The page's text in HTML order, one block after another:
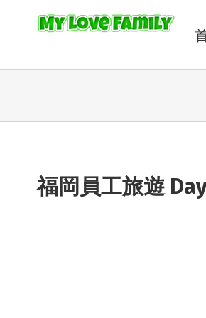
福岡員工旅遊